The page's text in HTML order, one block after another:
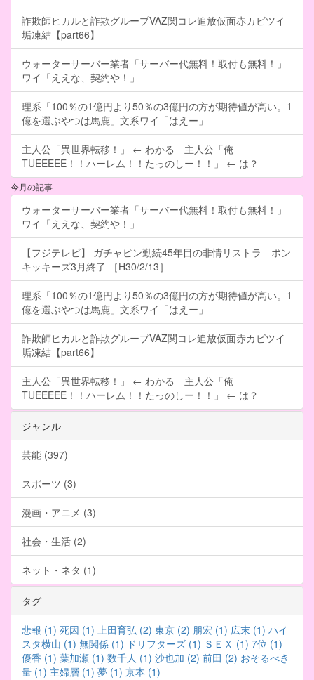
詐欺師ヒカルと詐欺グループVAZ関コレ追放仮面赤カビツイ
垢凍結【part66】
ウォーターサーバー業者「サーバー代無料！取付も無料！」
ワイ「ええな、契約や！」
理系「100％の1億円より50％の3億円の方が期待値が高い。1
億を選ぶやつは馬鹿」文系ワイ「はえー」
主人公「異世界転移！」 ← わかる 主人公「俺
TUEEEEE！！ハーレム！！たっのしー！！」 ← は？
今月の記事
ウォーターサーバー業者「サーバー代無料！取付も無料！」
ワイ「ええな、契約や！」
【フジテレビ】 ガチャピン勤続45年目の非情リストラ ポン
キッキーズ3月終了 ［H30/2/13］
理系「100％の1億円より50％の3億円の方が期待値が高い。1
億を選ぶやつは馬鹿」文系ワイ「はえー」
詐欺師ヒカルと詐欺グループVAZ関コレ追放仮面赤カビツイ
垢凍結【part66】
主人公「異世界転移！」 ← わかる 主人公「俺
TUEEEEE！！ハーレム！！たっのしー！！」 ← は？
ジャンル
芸能 (397)
スポーツ (3)
漫画・アニメ (3)
社会・生活 (2)
ネット・ネタ (1)
タグ
悲報 (1) 死因 (1) 上田育弘 (2) 東京 (2) 朋宏 (1) 広末 (1) ハイ
スタ横山 (1) 無関係 (1) ドリフターズ (1) ＳＥＸ (1) 7位 (1)
優香 (1) 葉加瀬 (1) 数千人 (1) 沙也加 (2) 前田 (2) おそるべき
量 (1) 主婦層 (1) 夢 (1) 京本 (1)